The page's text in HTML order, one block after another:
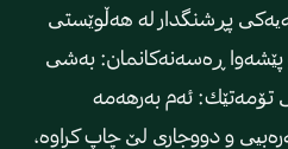
پڕشنگدار له‌ هه‌ڵوێستی
پێشه‌وا ڕه‌سه‌نه‌كانمان: به‌شی
تۆمه‌تێك: ئه‌م به‌رهه‌مه‌
و دووجاری لێ چاپ كراوه‌،